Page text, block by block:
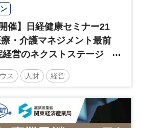
催】日経健康セミナー21
・介護マネジメント最前
営のネクストステージ
その先 AI・DX・人財戦
な未来へ～
ス 人財 経営
人材戦略
病院経営 診療報酬